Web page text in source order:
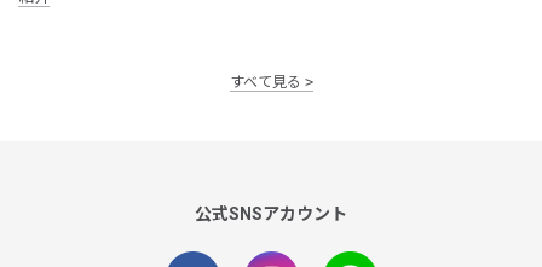
すべて見る
公式SNSアカウント